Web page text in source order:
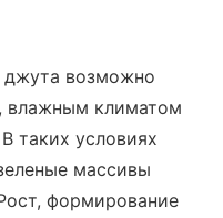
джута возможно
влажным климатом
таких условиях
массивы
формирование